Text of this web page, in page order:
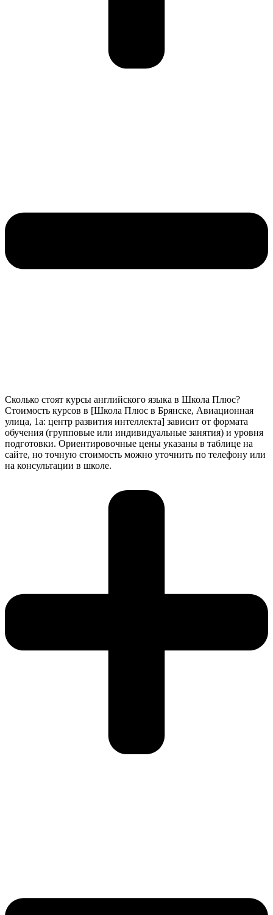
Сколько стоят курсы английского языка в Школа Плюс?
Стоимость курсов в [Школа Плюс в Брянске, Авиационная
улица, 1а: центр развития интеллекта] зависит от формата
обучения (групповые или индивидуальные занятия) и уровня
подготовки. Ориентировочные цены указаны в таблице на
сайте, но точную стоимость можно уточнить по телефону или
на консультации в школе.